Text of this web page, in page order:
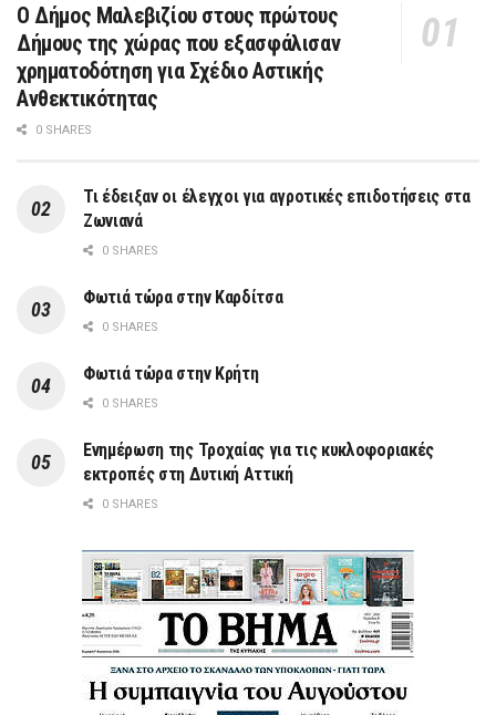
Ο Δήμος Μαλεβιζίου στους πρώτους
Δήμους της χώρας που εξασφάλισαν
χρηματοδότηση για Σχέδιο Αστικής
Ανθεκτικότητας
0 SHARES
Τι έδειξαν οι έλεγχοι για αγροτικές επιδοτήσεις στα
Ζωνιανά
0 SHARES
Φωτιά τώρα στην Καρδίτσα
0 SHARES
Φωτιά τώρα στην Κρήτη
0 SHARES
Ενημέρωση της Τροχαίας για τις κυκλοφοριακές
εκτροπές στη Δυτική Αττική
0 SHARES